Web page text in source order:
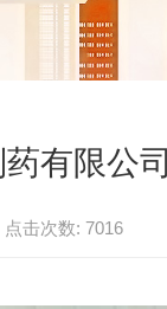
有限公司
击次数: 7016